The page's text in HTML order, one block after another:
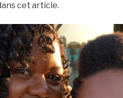
cet article.